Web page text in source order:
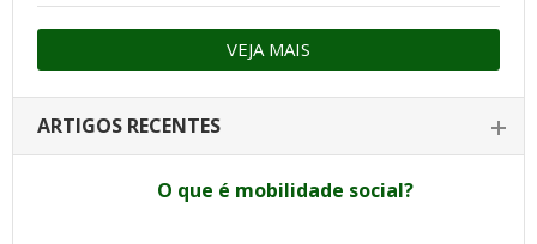
VEJA MAIS
ARTIGOS RECENTES
O que é mobilidade social?